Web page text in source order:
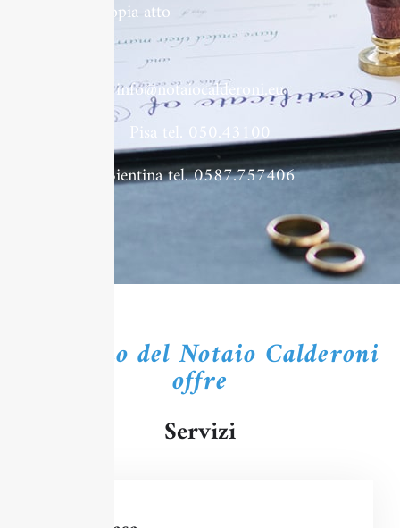
Richiedi copia atto
info@notaiocalderoni.eu
Pisa tel. 050.43100
Bientina tel. 0587.757406
Lo studio del Notaio Calderoni
offre
Servizi